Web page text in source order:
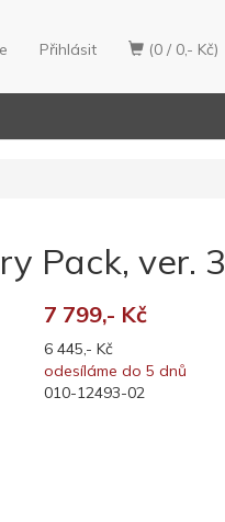
(0 / 0,- Kč)
Přihlásit
Pack, ver. 3
7 799,- Kč
6 445,- Kč
odesíláme do 5 dnů
010-12493-02